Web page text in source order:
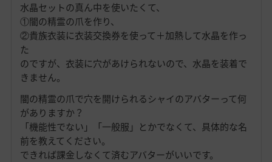
水晶セットの真ん中を使いたくて、
①闇の精霊の爪を作り、
②貴族衣装に衣装交換券を使って＋加熱して水晶を作っ
た
のですが、衣装に穴があけられないので、水晶を装着で
きません。
闇の精霊の爪で穴を開けられるシャイのアバターって何
がありますか？
「機能性でない」「一般服」とかでなくて、具体的な名
前を教えてください。
できれば課金しなくて済むアバターがいいです。